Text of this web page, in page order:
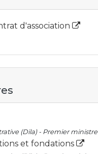
d'association
(Dila) - Premier ministre
et fondations